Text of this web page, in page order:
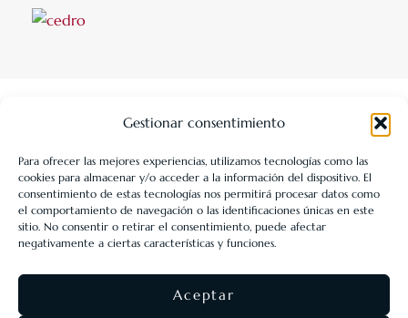
Gestionar consentimiento
Para ofrecer las mejores experiencias, utilizamos tecnologías como las
cookies para almacenar y/o acceder a la información del dispositivo. El
consentimiento de estas tecnologías nos permitirá procesar datos como
el comportamiento de navegación o las identificaciones únicas en este
sitio. No consentir o retirar el consentimiento, puede afectar
negativamente a ciertas características y funciones.
Aceptar
LIBRERÍA UNIVERSITARIA LEÓN 1980 SLL ha sido beneficiaria
de Fondos Europeos, cuyo objetivo es la mejora de la
competitividad de las PYMES, y gracias al cual ha puesto en
marcha un Plan de Acción con el objetivo de reforzar la
digitalización y la competitividad de las pymes durante el año
2025. Para ello ha contado con el apoyo del Programa Pyme